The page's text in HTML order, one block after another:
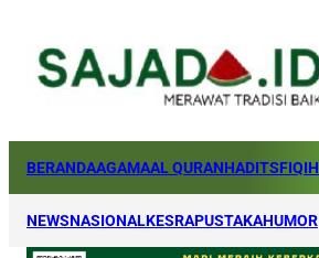
BERANDAAGAMAAL QURANHADITSFIQIH
NEWSNASIONALKESRAPUSTAKAHUMOR